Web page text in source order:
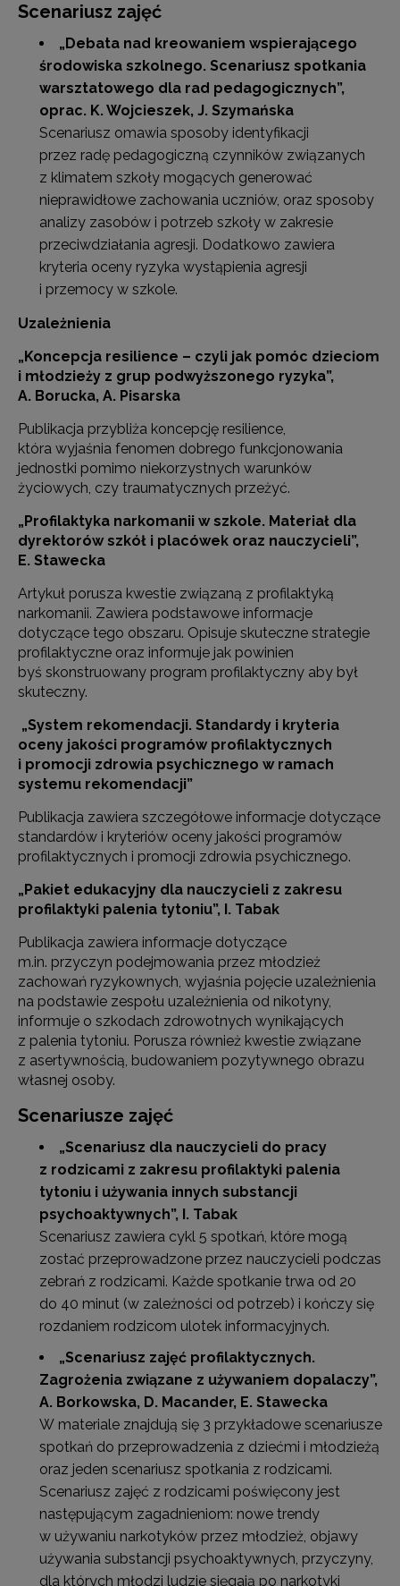
Scenariusz zajęć
„Debata nad kreowaniem wspierającego
środowiska szkolnego. Scenariusz spotkania
warsztatowego dla rad pedagogicznych”,
oprac. K. Wojcieszek, J. Szymańska
Scenariusz omawia sposoby identyfikacji
przez radę pedagogiczną czynników związanych
z klimatem szkoły mogących generować
nieprawidłowe zachowania uczniów, oraz sposoby
analizy zasobów i potrzeb szkoły w zakresie
przeciwdziałania agresji. Dodatkowo zawiera
kryteria oceny ryzyka wystąpienia agresji
i przemocy w szkole.
Uzależnienia
„Koncepcja resilience – czyli jak pomóc dzieciom
i młodzieży z grup podwyższonego ryzyka”,
A. Borucka, A. Pisarska
Publikacja przybliża koncepcję resilience,
która wyjaśnia fenomen dobrego funkcjonowania
jednostki pomimo niekorzystnych warunków
życiowych, czy traumatycznych przeżyć.
„Profilaktyka narkomanii w szkole. Materiał dla
dyrektorów szkół i placówek oraz nauczycieli”,
E. Stawecka
Artykuł porusza kwestie związaną z profilaktyką
narkomanii. Zawiera podstawowe informacje
dotyczące tego obszaru. Opisuje skuteczne strategie
profilaktyczne oraz informuje jak powinien
byś skonstruowany program profilaktyczny aby był
skuteczny.
„System rekomendacji. Standardy i kryteria
oceny jakości programów profilaktycznych
i promocji zdrowia psychicznego w ramach
systemu rekomendacji”
Publikacja zawiera szczegółowe informacje dotyczące
standardów i kryteriów oceny jakości programów
profilaktycznych i promocji zdrowia psychicznego.
„Pakiet edukacyjny dla nauczycieli z zakresu
profilaktyki palenia tytoniu”, I. Tabak
Publikacja zawiera informacje dotyczące
m.in. przyczyn podejmowania przez młodzież
zachowań ryzykownych, wyjaśnia pojęcie uzależnienia
na podstawie zespołu uzależnienia od nikotyny,
informuje o szkodach zdrowotnych wynikających
z palenia tytoniu. Porusza również kwestie związane
z asertywnością, budowaniem pozytywnego obrazu
własnej osoby.
Scenariusze zajęć
„Scenariusz dla nauczycieli do pracy
z rodzicami z zakresu profilaktyki palenia
tytoniu i używania innych substancji
psychoaktywnych”, I. Tabak
Scenariusz zawiera cykl 5 spotkań, które mogą
zostać przeprowadzone przez nauczycieli podczas
zebrań z rodzicami. Każde spotkanie trwa od 20
do 40 minut (w zależności od potrzeb) i kończy się
rozdaniem rodzicom ulotek informacyjnych.
„Scenariusz zajęć profilaktycznych.
Zagrożenia związane z używaniem dopalaczy”,
A. Borkowska, D. Macander, E. Stawecka
W materiale znajdują się 3 przykładowe scenariusze
spotkań do przeprowadzenia z dziećmi i młodzieżą
oraz jeden scenariusz spotkania z rodzicami.
Scenariusz zajęć z rodzicami poświęcony jest
następującym zagadnieniom: nowe trendy
w używaniu narkotyków przez młodzież, objawy
używania substancji psychoaktywnych, przyczyny,
dla których młodzi ludzie sięgają po narkotyki